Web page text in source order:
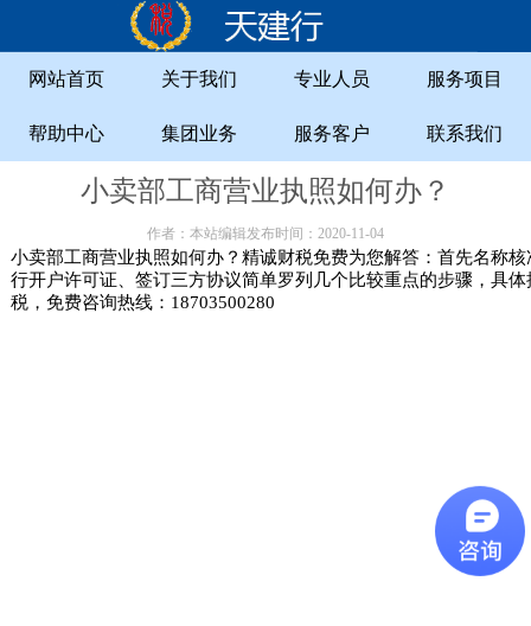
网站首页 关于我们 专业人员 服务项目
帮助中心 集团业务 服务客户 联系我们
小卖部工商营业执照如何办？
作者：本站编辑发布时间：2020-11-04
小卖部工商营业执照如何办？精诚财税免费为您解答：首先名称
行开户许可证、签订三方协议简单罗列几个比较重点的步骤，具
税，免费咨询热线：18703500280